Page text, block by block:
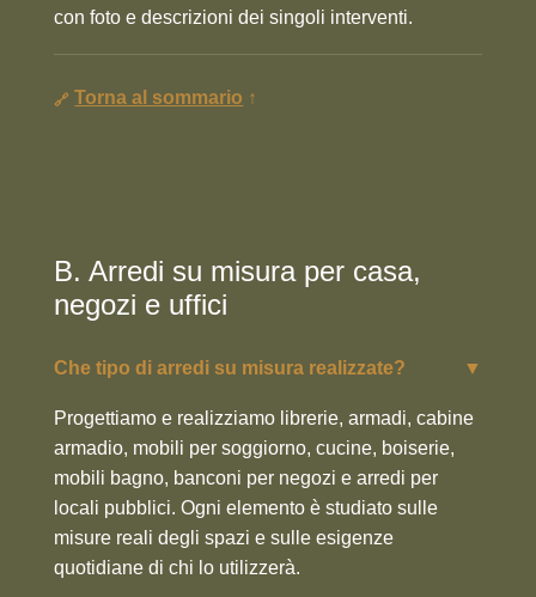
con foto e descrizioni dei singoli interventi.
Torna al sommario ↑
B. Arredi su misura per casa,
negozi e uffici
Che tipo di arredi su misura realizzate? ▼
Progettiamo e realizziamo librerie, armadi, cabine
armadio, mobili per soggiorno, cucine, boiserie,
mobili bagno, banconi per negozi e arredi per
locali pubblici. Ogni elemento è studiato sulle
misure reali degli spazi e sulle esigenze
quotidiane di chi lo utilizzerà.